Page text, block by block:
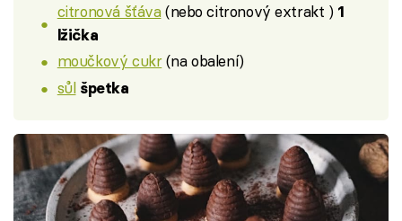
citronová šťáva(nebo citronový extrakt ) 1
lžička
moučkový cukr(na obalení)
sůl špetka